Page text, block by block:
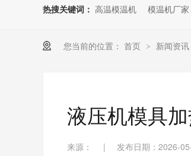
热搜关键词： 高温模温机 模温机厂家
您当前的位置： 首页 > 新闻资讯
液压机模具
来源： | 发布日期：2026-